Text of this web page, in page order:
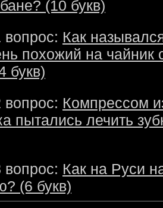
(10 букв)
вопрос: Как
похожий на
букв)
вопрос: Компрессом
пытались лечить
вопрос: Как на Руси
(6 букв)